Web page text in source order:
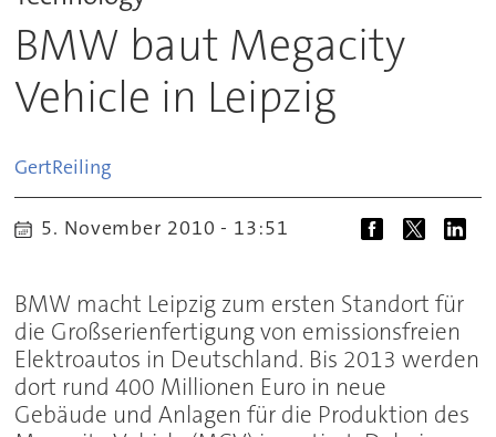
BMW baut Megacity
Vehicle in Leipzig
GertReiling
5. November 2010 - 13:51
BMW macht Leipzig zum ersten Standort für
die Großserienfertigung von emissionsfreien
Elektroautos in Deutschland. Bis 2013 werden
dort rund 400 Millionen Euro in neue
Gebäude und Anlagen für die Produktion des